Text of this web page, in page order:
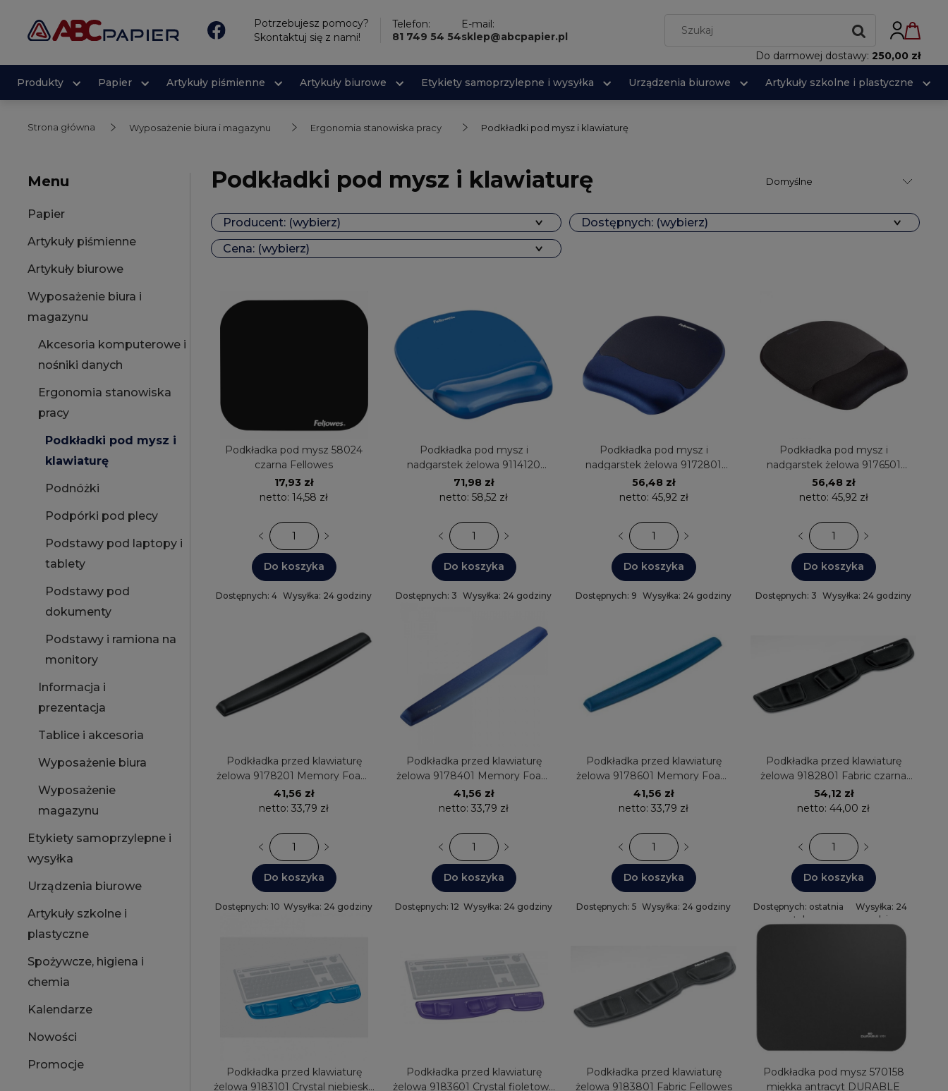
Potrzebujesz pomocy?
Skontaktuj się z nami!
Telefon:
81 749 54 54
E-mail:
sklep@abcpapier.pl
Do darmowej dostawy: 250,00 zł
Produkty Papier Artykuły piśmienne Artykuły biurowe Etykiety samoprzylepne i wysyłka Urządzenia biurowe Artykuły szkolne i plastyczne
Strona główna Wyposażenie biura i magazynu Ergonomia stanowiska pracy Podkładki pod mysz i klawiaturę
Menu
Papier
Artykuły piśmienne
Artykuły biurowe
Wyposażenie biura i
magazynu
Akcesoria komputerowe i
nośniki danych
Ergonomia stanowiska
pracy
Podkładki pod mysz i
klawiaturę
Podnóżki
Podpórki pod plecy
Podstawy pod laptopy i
tablety
Podstawy pod
dokumenty
Podstawy i ramiona na
monitory
Informacja i
prezentacja
Tablice i akcesoria
Wyposażenie biura
Wyposażenie
magazynu
Etykiety samoprzylepne i
wysyłka
Urządzenia biurowe
Artykuły szkolne i
plastyczne
Spożywcze, higiena i
chemia
Kalendarze
Nowości
Promocje
Podkładki pod mysz i klawiaturę
Producent: (wybierz)
Dostępnych: (wybierz)
Cena: (wybierz)
Podkładka pod mysz 58024
czarna Fellowes
17,93 zł
netto: 14,58 zł
Do koszyka
Dostępnych: 4 Wysyłka: 24 godziny
Podkładka pod mysz i
nadgarstek żelowa 9114120
Crystal niebieska Fellowes
71,98 zł
netto: 58,52 zł
Do koszyka
Dostępnych: 3 Wysyłka: 24 godziny
Podkładka pod mysz i
nadgarstek żelowa 9172801
Memory Foam granatowa
Fellowes
56,48 zł
netto: 45,92 zł
Do koszyka
Dostępnych: 9 Wysyłka: 24 godziny
Podkładka pod mysz i
nadgarstek żelowa 9176501
Memory Foam czarna Fellowes
56,48 zł
netto: 45,92 zł
Do koszyka
Dostępnych: 3 Wysyłka: 24 godziny
Podkładka przed klawiaturę
żelowa 9178201 Memory Foam
czarna Fellowes
41,56 zł
netto: 33,79 zł
Do koszyka
Dostępnych: 10 Wysyłka: 24 godziny
Podkładka przed klawiaturę
żelowa 9178401 Memory Foam
granat Fellowes
41,56 zł
netto: 33,79 zł
Do koszyka
Dostępnych: 12 Wysyłka: 24 godziny
Podkładka przed klawiaturę
żelowa 9178601 Memory Foam
niebieska Fellowes
41,56 zł
netto: 33,79 zł
Do koszyka
Dostępnych: 5 Wysyłka: 24 godziny
Podkładka przed klawiaturę
żelowa 9182801 Fabric czarna
Fellowes
54,12 zł
netto: 44,00 zł
Do koszyka
Dostępnych: ostatnia
sztuka
Wysyłka: 24
godziny
Podkładka przed klawiaturę
żelowa 9183101 Crystal niebieska
Podkładka przed klawiaturę
żelowa 9183601 Crystal fioletowa
Podkładka przed klawiaturę
żelowa 9183801 Fabric Fellowes
Podkładka pod mysz 570158
miękka antracyt DURABLE